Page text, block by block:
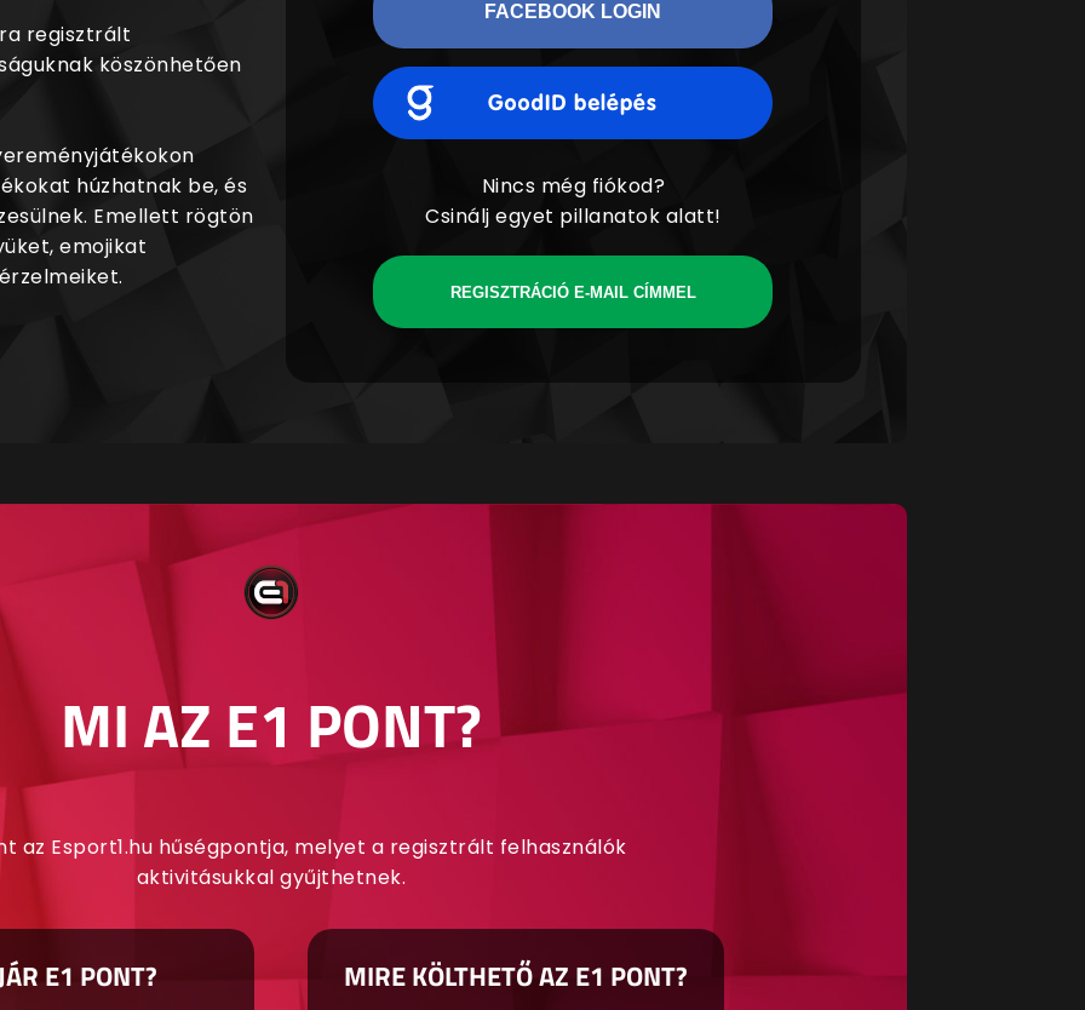
regisztrált
köszönhetően
húzhatnak be, és
Emellett rögtön
emojikat
FACEBOOK LOGIN
Nincs még fiókod?
Csinálj egyet pillanatok alatt!
REGISZTRÁCIÓ E-MAIL CÍMMEL
MI AZ E1 PONT?
az Esport1.hu hűségpontja, melyet a regisztrált felhasználók
aktivitásukkal gyűjthetnek.
E1 PONT? MIRE KÖLTHETŐ AZ E1 PONT?